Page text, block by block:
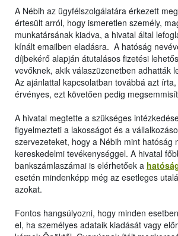
A Nébih az ügyfélszolgálatára érkezett
értesült arról, hogy ismeretlen személy,
munkatársának kiadva, a hivatal által
kínált emailben eladásra. A hatóság
díjbekérő alapján átutalásos fizetési
vevőknek, akik válaszüzenetben adhatták
Az ajánlattal kapcsolatban továbbá azt
érvényes, ezt követően pedig
A hivatal megtette a szükséges
figyelmezteti a lakosságot és a
szervezeteket, hogy a Nébih mint hatóság
kereskedelmi tevékenységgel. A hivatal
bankszámlaszámai is elérhetőek a
esetén mindenképp még az esetleges
azokat.
Fontos hangsúlyozni, hogy minden
el, ha személyes adataik kiadását vagy